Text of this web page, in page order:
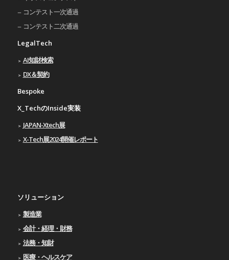
コンテスト一次通過
コンテスト二次通過
LegalTech
AI知財検索
DX＆契約
Bespoke
X_TechのInside実装
JAPAN-Xtech展
X-Tech展2024開催レポート
ソリューション
製造業
会計・経理・財務
法務・知財
医療・ヘルスケア